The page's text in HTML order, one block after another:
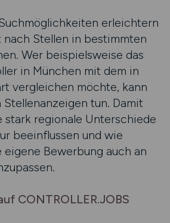
erleichtern
nach Stellen in bestimmten
Wer beispielsweise das
in München mit dem in
vergleichen möchte, kann
tun. Damit
stark regionale Unterschiede
beeinflussen und wie
Bewerbung auch an
CONTROLLER.JOBS